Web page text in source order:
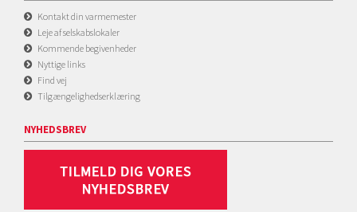
Kontakt din varmemester
Leje af selskabslokaler
Kommende begivenheder
Nyttige links
Find vej
Tilgængelighedserklæring
NYHEDSBREV